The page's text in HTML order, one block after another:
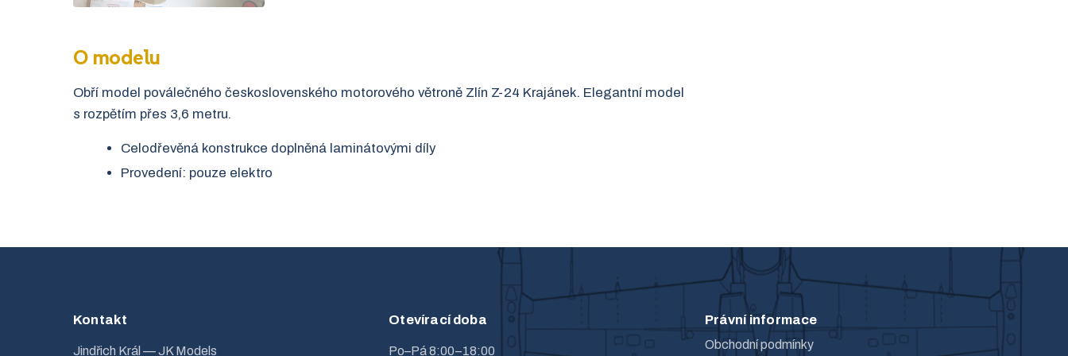
O modelu
Obří model poválečného československého motorového větroně Zlín Z-24 Krajánek. Elegantní model
s rozpětím přes 3,6 metru.
Celodřevěná konstrukce doplněná laminátovými díly
Provedení: pouze elektro
Kontakt
Jindřich Král — JK Models
Otevírací doba
Po–Pá 8:00–18:00
Právní informace
Obchodní podmínky